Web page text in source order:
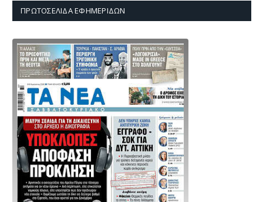
ΠΡΩΤΟΣΈΛΙΔΑ ΕΦΗΜΕΡΊΔΩΝ